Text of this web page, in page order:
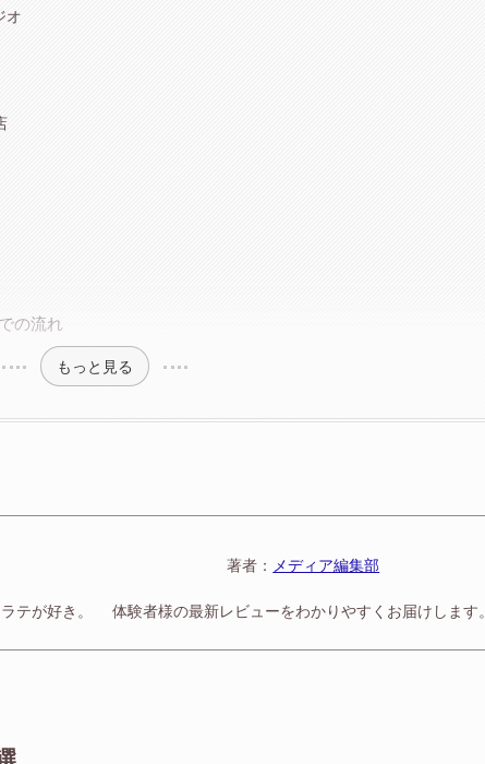
オ
の流れ
もっと見る
テが好き。
著者： メディア編集部
体験者様の最新レビューをわかりやすくお届けします。